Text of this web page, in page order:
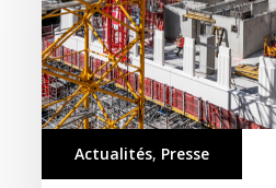
Actualités, Presse